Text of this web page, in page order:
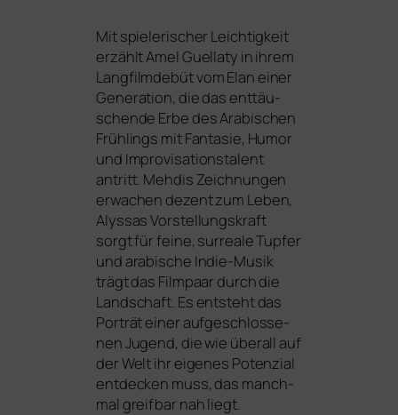
Mit spie­le­ri­scher Leichtigkeit
erzählt Amel Guellaty in ihrem
Langfilmdebüt vom Elan einer
Generation, die das ent­täu­
schen­de Erbe des Arabischen
Frühlings mit Fantasie, Humor
und Improvisationstalent
antritt. Mehdis Zeichnungen
erwa­chen dezent zum Leben,
Alyssas Vorstellungskraft
sorgt für fei­ne, sur­rea­le Tupfer
und ara­bi­sche Indie-Musik
trägt das Filmpaar durch die
Landschaft. Es ent­steht das
Porträt einer auf­ge­schlos­se­
nen Jugend, die wie über­all auf
der Welt ihr eige­nes Potenzial
ent­de­cken muss, das manch­
mal greif­bar nah liegt.